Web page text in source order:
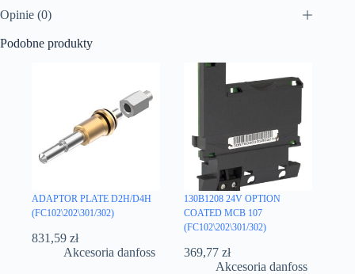
Opinie (0)
Podobne produkty
ADAPTOR PLATE D2H/D4H
(FC102\202\301/302)
831,59 zł
Akcesoria danfoss
130B1208 24V OPTION
COATED MCB 107
(FC102\202\301/302)
369,77zł
Akcesoria danfoss